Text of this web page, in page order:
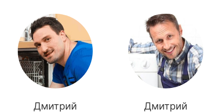
Дмитрий
Дмитрий